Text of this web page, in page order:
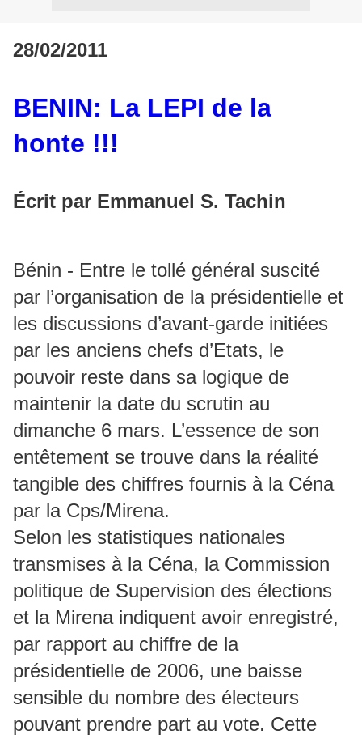
28/02/2011
BENIN: La LEPI de la
honte !!!
Écrit par Emmanuel S. Tachin
Bénin - Entre le tollé général suscité
par l’organisation de la présidentielle et
les discussions d’avant-garde initiées
par les anciens chefs d’Etats, le
pouvoir reste dans sa logique de
maintenir la date du scrutin au
dimanche 6 mars. L’essence de son
entêtement se trouve dans la réalité
tangible des chiffres fournis à la Céna
par la Cps/Mirena.
Selon les statistiques nationales
transmises à la Céna, la Commission
politique de Supervision des élections
et la Mirena indiquent avoir enregistré,
par rapport au chiffre de la
présidentielle de 2006, une baisse
sensible du nombre des électeurs
pouvant prendre part au vote. Cette